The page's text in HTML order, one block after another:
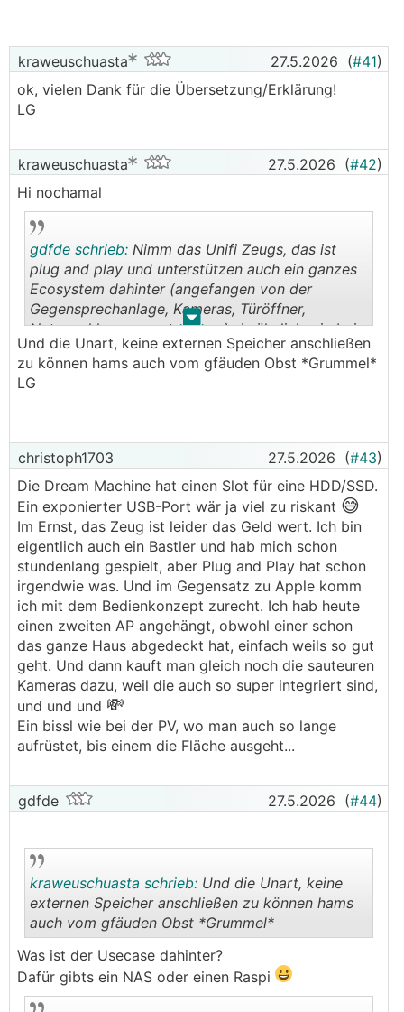
Es hängt noch eine USB Platte am Router für 4
Shares, Dokumente, Fotos, etc...
am Besten MESH WLAN für EG, OG und ev Keller. im
Keller kanns auch fix verkabelt bleiben, das wär ma
wurscht.
wenn möglich an WLAN(Strom?) Adapter, den ich
fallweise zum Pool mitnehmen kann, falls ma dort
amal ein WLAN temporär wollen
Es gehen keine großartigen Datenmengen drüber,
bei uns spielt keiner Exzessiv, hauptsächlich Internet
Stromverbrauch sollte niedrig sein, wenn möglich.
und ev ein Auto-PowerOff der MESH Station im OG
Brauchen kein PoE und Spielereien, VLAN wäre ev
ganz cool und ev amal ein VPN..
Chinesische Produkte fallen weg, US muss auch ned
unbedingt sein!
Hab ihr generelle Empfehlungen und/oder
Produktempfehlungen?
LG und danke
Wolfgang
kraweuschuasta 27.5.2026 (#41)
ok, vielen Dank für die Übersetzung/Erklärung!
LG
kraweuschuasta 27.5.2026 (#42)
Hi nochamal
. .
gdfde schrieb: Nimm das Unifi Zeugs, das ist
plug and play und unterstützen auch ein ganzes
Ecosystem dahinter (angefangen von der
Gegensprechanlage, Kameras, Türöffner,
Netzwerkkomponenten usw.)...is ähnlich wie bei
Apple, das funktioniert einfach.
Und die Unart, keine externen Speicher anschließen
zu können hams auch vom gfäuden Obst *Grummel*
LG
christoph1703 27.5.2026 (#43)
Die Dream Machine hat einen Slot für eine HDD/SSD.
Ein exponierter USB-Port wär ja viel zu riskant 😅
Im Ernst, das Zeug ist leider das Geld wert. Ich bin
eigentlich auch ein Bastler und hab mich schon
stundenlang gespielt, aber Plug and Play hat schon
irgendwie was. Und im Gegensatz zu Apple komm
ich mit dem Bedienkonzept zurecht. Ich hab heute
einen zweiten AP angehängt, obwohl einer schon
das ganze Haus abgedeckt hat, einfach weils so gut
geht. Und dann kauft man gleich noch die sauteuren
Kameras dazu, weil die auch so super integriert sind,
und und und 💸
Ein bissl wie bei der PV, wo man auch so lange
aufrüstet, bis einem die Fläche ausgeht...
gdfde 27.5.2026 (#44)
..
kraweuschuasta schrieb: Und die Unart, keine
externen Speicher anschließen zu können hams
auch vom gfäuden Obst *Grummel*
Was ist der Usecase dahinter?
Dafür gibts ein NAS oder einen Raspi